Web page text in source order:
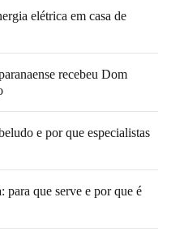
elétrica em casa de
recebeu Dom
e por que especialistas
para que serve e por que é